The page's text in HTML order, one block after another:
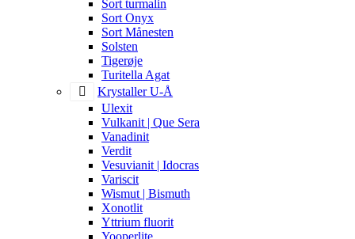
Sort turmalin
Sort Onyx
Sort Månesten
Solsten
Tigerøje
Turitella Agat
Krystaller U-Å
Ulexit
Vulkanit | Que Sera
Vanadinit
Verdit
Vesuvianit | Idocras
Variscit
Wismut | Bismuth
Xonotlit
Yttrium fluorit
Yooperlite